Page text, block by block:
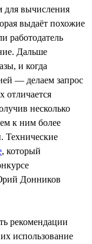
для вычисления
выдаёт похожие
работодатель
Дальше
и когда
— делаем запрос
отличается
несколько
к ним более
Технические
, который
Донников
рекомендации
использование